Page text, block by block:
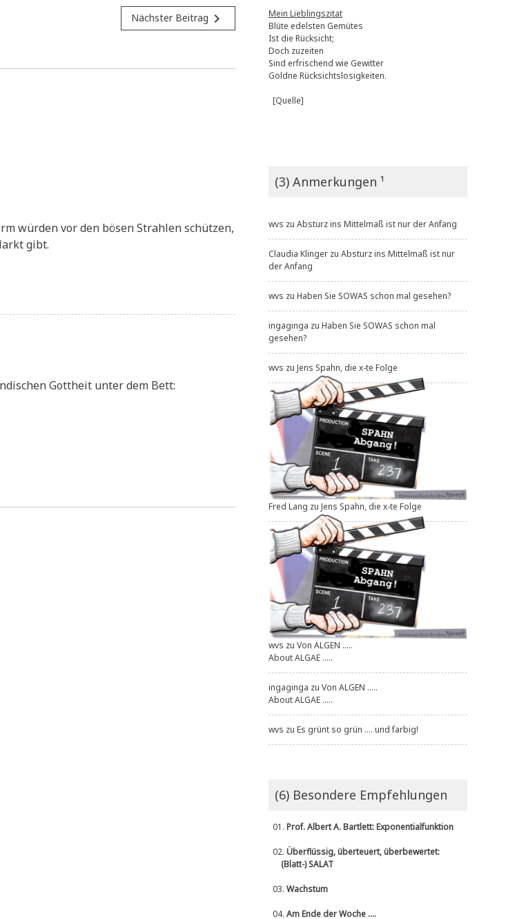
Nächster Beitrag navigate_next
wür­den vor den bösen Strah­len schüt­zen,
gibt.
Gott­heit unter dem Bett:
Mein Lieblingszitat
Blüte edelsten Gemütes
Ist die Rücksicht;
Doch zuzeiten
Sind erfrischend wie Gewitter
Goldne Rücksichtslosigkeiten.
[Quelle]
(3) Anmerkungen ¹
wvs zu Absturz ins Mittelmaß ist nur der Anfang
Claudia Klinger zu Absturz ins Mittelmaß ist nur
der Anfang
wvs zu Haben Sie SOWAS schon mal gesehen?
ingaginga zu Haben Sie SOWAS schon mal
gesehen?
wvs zu Jens Spahn, die x-te Folge
Fred Lang zu Jens Spahn, die x-te Folge
wvs zu Von ALGEN .....
About ALGAE .....
ingaginga zu Von ALGEN .....
About ALGAE .....
wvs zu Es grünt so grün .... und farbig!
(6) Besondere Empfehlungen
01. Prof. Albert A. Bartlett: Exponentialfunktion
02. Überflüssig, überteuert, überbewertet:
(Blatt-) SALAT
03. Wachstum
04. Am Ende der Woche ....